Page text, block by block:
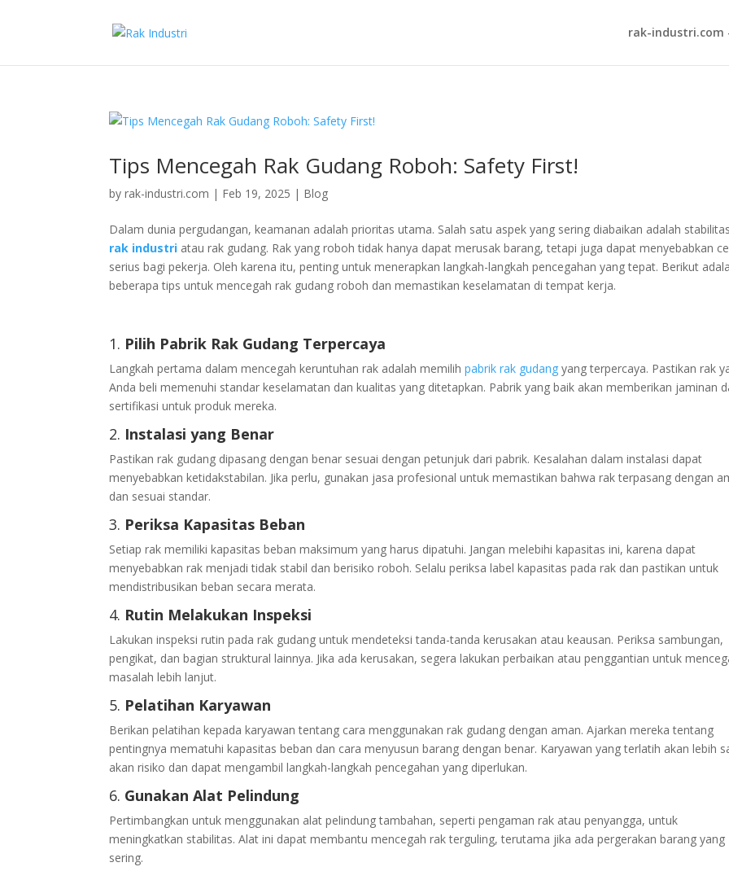
rak-industri.com
Tips Mencegah Rak Gudang Roboh: Safety First!
byrak-industri.com | Feb 19, 2025 | Blog
Dalam dunia pergudangan, keamanan adalah prioritas utama. Salah satu aspek yang sering diabaikan adalah
rak industri atau rak gudang. Rak yang roboh tidak hanya dapat merusak barang, tetapi juga dapat menyebabkan
serius bagi pekerja. Oleh karena itu, penting untuk menerapkan langkah-langkah pencegahan yang tepat. Berikut
beberapa tips untuk mencegah rak gudang roboh dan memastikan keselamatan di tempat kerja.
1. Pilih Pabrik Rak Gudang Terpercaya
Langkah pertama dalam mencegah keruntuhan rak adalah memilihpabrik rak gudang yang terpercaya. Pastikan rak
Anda beli memenuhi standar keselamatan dan kualitas yang ditetapkan. Pabrik yang baik akan memberikan jaminan
sertifikasi untuk produk mereka.
2. Instalasi yang Benar
Pastikan rak gudang dipasang dengan benar sesuai dengan petunjuk dari pabrik. Kesalahan dalam instalasi dapat
menyebabkan ketidakstabilan. Jika perlu, gunakan jasa profesional untuk memastikan bahwa rak terpasang dengan
dan sesuai standar.
3. Periksa Kapasitas Beban
Setiap rak memiliki kapasitas beban maksimum yang harus dipatuhi. Jangan melebihi kapasitas ini, karena dapat
menyebabkan rak menjadi tidak stabil dan berisiko roboh. Selalu periksa label kapasitas pada rak dan pastikan untuk
mendistribusikan beban secara merata.
4. Rutin Melakukan Inspeksi
Lakukan inspeksi rutin pada rak gudang untuk mendeteksi tanda-tanda kerusakan atau keausan. Periksa sambungan,
pengikat, dan bagian struktural lainnya. Jika ada kerusakan, segera lakukan perbaikan atau penggantian untuk
masalah lebih lanjut.
5. Pelatihan Karyawan
Berikan pelatihan kepada karyawan tentang cara menggunakan rak gudang dengan aman. Ajarkan mereka tentang
pentingnya mematuhi kapasitas beban dan cara menyusun barang dengan benar. Karyawan yang terlatih akan lebih
akan risiko dan dapat mengambil langkah-langkah pencegahan yang diperlukan.
6. Gunakan Alat Pelindung
Pertimbangkan untuk menggunakan alat pelindung tambahan, seperti pengaman rak atau penyangga, untuk
meningkatkan stabilitas. Alat ini dapat membantu mencegah rak terguling, terutama jika ada pergerakan barang yang
sering.